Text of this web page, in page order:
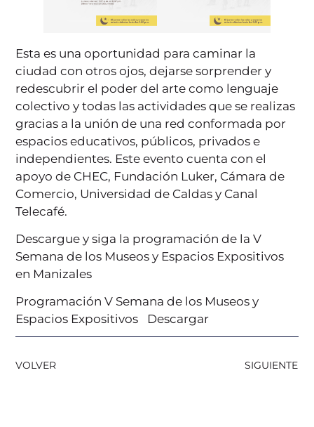
Esta es una oportunidad para caminar la
ciudad con otros ojos, dejarse sorprender y
redescubrir el poder del arte como lenguaje
colectivo y todas las actividades que se realizas
gracias a la unión de una red conformada por
espacios educativos, públicos, privados e
independientes. Este evento cuenta con el
apoyo de CHEC, Fundación Luker, Cámara de
Comercio, Universidad de Caldas y Canal
Telecafé.
Descargue y siga la programación de la V
Semana de los Museos y Espacios Expositivos
en Manizales
Programación V Semana de los Museos y
Espacios Expositivos
Descargar
VOLVER SIGUIENTE